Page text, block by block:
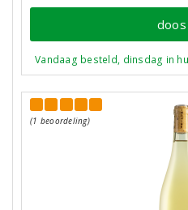
Vandaag besteld, dinsdag in
(1 beoordeling)